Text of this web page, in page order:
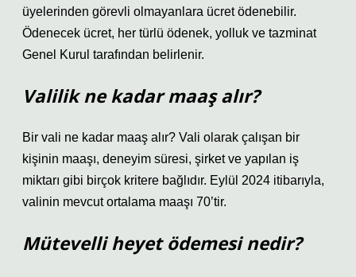
üyelerinden görevli olmayanlara ücret ödenebilir.
Ödenecek ücret, her türlü ödenek, yolluk ve tazminat
Genel Kurul tarafından belirlenir.
Valilik ne kadar maaş alır?
Bir vali ne kadar maaş alır? Vali olarak çalışan bir
kişinin maaşı, deneyim süresi, şirket ve yapılan iş
miktarı gibi birçok kritere bağlıdır. Eylül 2024 itibarıyla,
valinin mevcut ortalama maaşı 70’tir.
Mütevelli heyet ödemesi nedir?